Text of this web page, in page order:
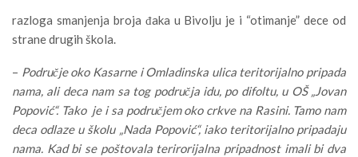
razloga smanjenja broja đaka u Bivolju je i “otimanje” dece od
strane drugih škola.
– Područje oko Kasarne i Omladinska ulica teritorijalno pripada
nama, ali deca nam sa tog područja idu, po difoltu, u OŠ „Jovan
Popović“. Tako je i sa područjem oko crkve na Rasini. Tamo nam
deca odlaze u školu „Nada Popović“, iako teritorijalno pripadaju
nama. Kad bi se poštovala terirorijalna pripadnost imali bi dva